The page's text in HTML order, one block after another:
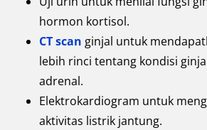
hormon kortisol.
CT scan ginjal untuk
lebih rinci tentang kondisi
adrenal.
Elektrokardiogram untuk
aktivitas listrik jantung.